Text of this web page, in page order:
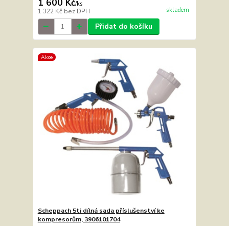
1 600 Kč/ks
1 322 Kč bez DPH skladem
Přidat do košíku
Akce
Scheppach 5ti dílná sada příslušenství ke
kompresorům, 3906101704